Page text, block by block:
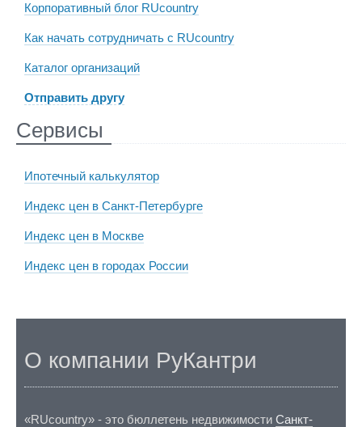
Корпоративный блог RUcountry
Как начать сотрудничать с RUcountry
Каталог организаций
Отправить другу
Сервисы
Ипотечный калькулятор
Индекс цен в Санкт-Петербурге
Индекс цен в Москве
Индекс цен в городах России
О компании РуКантри
«RUcountry» - это бюллетень недвижимости Санкт-